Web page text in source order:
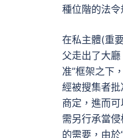
種位階的法
在私主體(重
父走出了大
准”框架之下
經被搜集者
商定，進而
需另行承當
的需要，由